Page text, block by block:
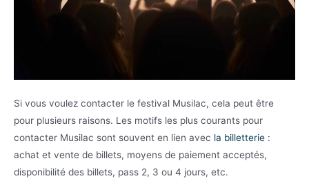
Si vous voulez contacter le festival Musilac, cela peut être
pour plusieurs raisons. Les motifs les plus courants pour
contacter Musilac sont souvent en lien avec la billetterie :
achat et vente de billets, moyens de paiement acceptés,
disponibilité des billets, pass 2, 3 ou 4 jours, etc.